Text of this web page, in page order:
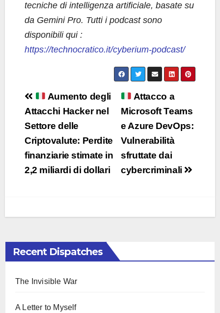
tecniche di intelligenza artificiale, basate su
da Gemini Pro. Tutti i podcast sono
disponibili qui :
https://technocratico.it/cyberium-podcast/
Navigazione
articoli
Attacco a
Microsoft Teams
e Azure DevOps:
Vulnerabilità
sfruttate dai
cybercriminali
Aumento degli
Attacchi Hacker nel
Settore delle
Criptovalute: Perdite
finanziarie stimate in
2,2 miliardi di dollari
Recent Dispatches
The Invisible War
A Letter to Myself